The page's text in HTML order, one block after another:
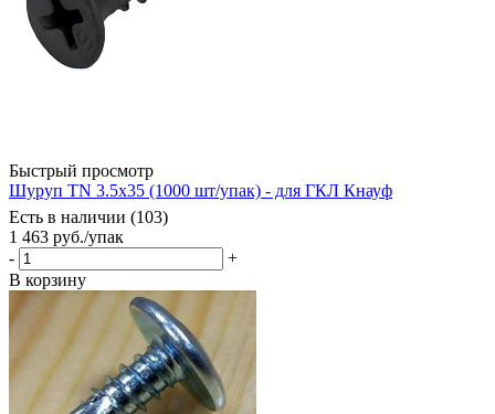
Быстрый просмотр
Шуруп TN 3.5x35 (1000 шт/упак) - для ГКЛ Кнауф
Есть в наличии (103)
1 463 руб./упак
-
+
В корзину